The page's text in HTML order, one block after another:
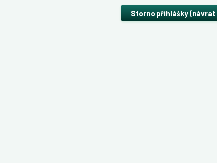
Storno přihlášky (návrat